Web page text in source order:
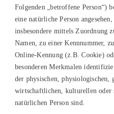
Folgenden „betroffene Person“)
eine natürliche Person
insbesondere mittels Zuordnung
Namen, zu einer Kennnummer,
Online-Kennung (z.B. Cookie)
besonderen Merkmalen
der physischen, physiologischen,
wirtschaftlichen, kulturellen oder
natürlichen Person sind.